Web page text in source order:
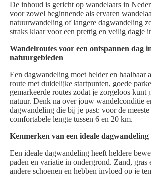
De inhoud is gericht op wandelaars in
voor zowel beginnende als ervaren
natuurwandeling of langere dagwandeling
straks klaar voor een prettig en veilig dagje
Wandelroutes voor een ontspannen dag
natuurgebieden
Een dagwandeling moet helder en haalbaar
route met duidelijke startpunten, goede
gemarkeerde routes zodat je zorgeloos kunt
natuur. Denk na over jouw wandelconditie
dagwandeling die bij je past: voor de
comfortabele lengte tussen 6 en 20 km.
Kenmerken van een ideale dagwandeling
Een ideale dagwandeling heeft heldere
paden en variatie in ondergrond. Zand, gras
andere schoenen en hebben invloed op je